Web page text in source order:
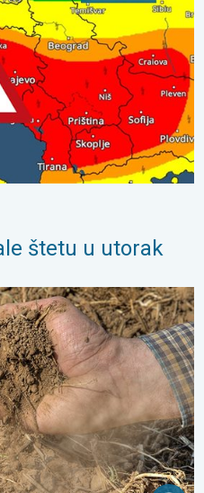
štetu u utorak
Nove studije. . .